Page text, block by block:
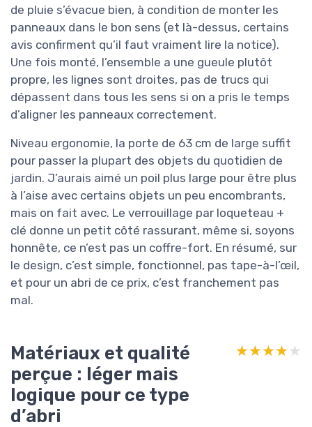
de pluie s’évacue bien, à condition de monter les
panneaux dans le bon sens (et là-dessus, certains
avis confirment qu’il faut vraiment lire la notice).
Une fois monté, l’ensemble a une gueule plutôt
propre, les lignes sont droites, pas de trucs qui
dépassent dans tous les sens si on a pris le temps
d’aligner les panneaux correctement.
Niveau ergonomie, la porte de 63 cm de large suffit
pour passer la plupart des objets du quotidien de
jardin. J’aurais aimé un poil plus large pour être plus
à l’aise avec certains objets un peu encombrants,
mais on fait avec. Le verrouillage par loqueteau +
clé donne un petit côté rassurant, même si, soyons
honnête, ce n’est pas un coffre-fort. En résumé, sur
le design, c’est simple, fonctionnel, pas tape-à-l’œil,
et pour un abri de ce prix, c’est franchement pas
mal.
Matériaux et qualité
perçue : léger mais
logique pour ce type
d’abri
★★★★★
★★★★★